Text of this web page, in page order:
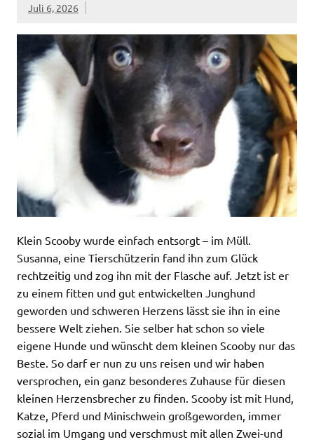
Juli 6, 2026
Klein Scooby wurde einfach entsorgt – im Müll.
Susanna, eine Tierschützerin fand ihn zum Glück
rechtzeitig und zog ihn mit der Flasche auf. Jetzt ist er
zu einem fitten und gut entwickelten Junghund
geworden und schweren Herzens lässt sie ihn in eine
bessere Welt ziehen. Sie selber hat schon so viele
eigene Hunde und wünscht dem kleinen Scooby nur das
Beste. So darf er nun zu uns reisen und wir haben
versprochen, ein ganz besonderes Zuhause für diesen
kleinen Herzensbrecher zu finden. Scooby ist mit Hund,
Katze, Pferd und Minischwein großgeworden, immer
sozial im Umgang und verschmust mit allen Zwei-und